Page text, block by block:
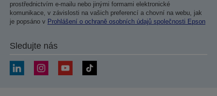
prostřednictvím e-mailu nebo jinými formami elektronické
komunikace, v závislosti na vašich preferencí a chovní na webu, jak
je popsáno v Prohlášení o ochraně osobních údajů společnosti Epson
Sledujte nás